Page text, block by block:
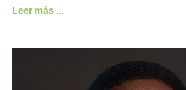
Leer más ...